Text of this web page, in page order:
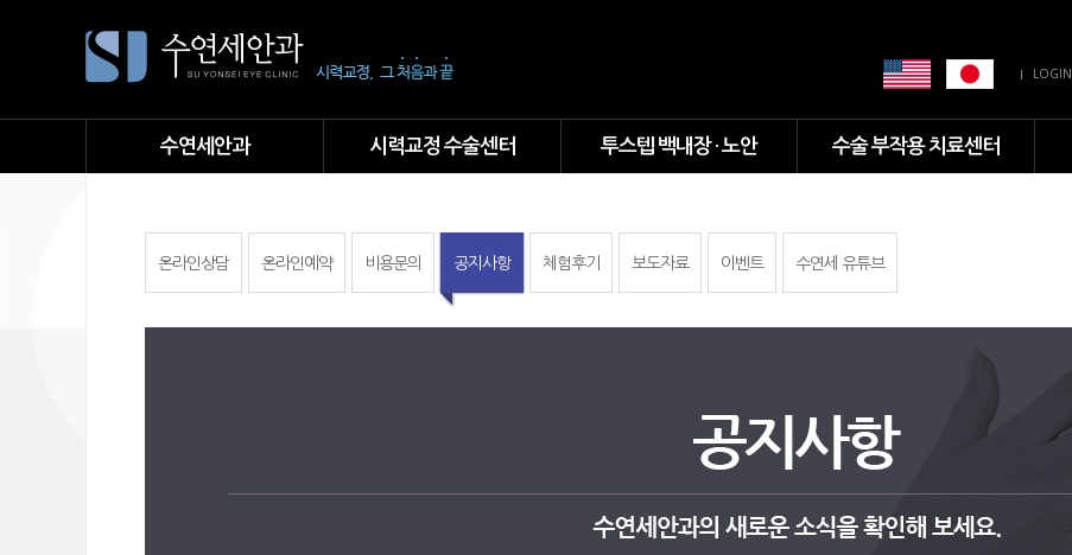
LOGIN
수연세안과 시력교정 수술센터 투스텝 백내장 · 노안 수술 부작용 치료센터
온라인상담 온라인예약 비용문의 공지사항 체험후기 보도자료 이벤트 수연세 유튜브